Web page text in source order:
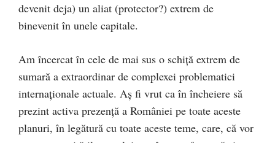
devenit deja) un aliat (protector?) extrem de
binevenit în unele capitale.
Am încercat în cele de mai sus o schiţă extrem de
sumară a extraordinar de complexei problematici
internaţionale actuale. Aş fi vrut ca în încheiere să
prezint activa prezenţă a României pe toate aceste
planuri, în legătură cu toate aceste teme, care, că vor